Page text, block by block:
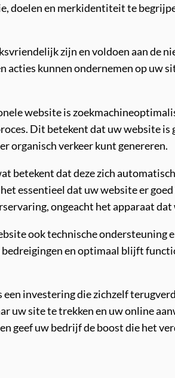
doelen en merkidentiteit te
zijn en voldoen aan de
kunnen ondernemen op uw
website is
Dit betekent dat uw website
organisch verkeer kunt genereren.
betekent dat deze zich
essentieel dat uw website er
ongeacht het apparaat
ook technische ondersteuning
en optimaal blijft
investering die zichzelf
uw site te trekken en uw online
geef uw bedrijf de boost die het